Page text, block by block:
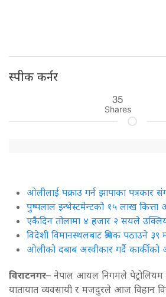
स्पीक कर्नर
35
Shares
ओलीलाई पक्राउ गर्न झापाका पत्रकार
पुष्पलाल इन्भेस्टमेन्टको १५ लाख
एकैदिन तोलामा ४ हजार २ सयले
विदेशी विमानस्थलबाट श्रमिक पठाउने ३९
ओलीको दबाब अस्वीकार गर्दै कार्कीको
विराटनगर– नेपाल आयल निगमले पेट्रोलियम
यातायात व्यवसायी र मजदुरले आज विहान